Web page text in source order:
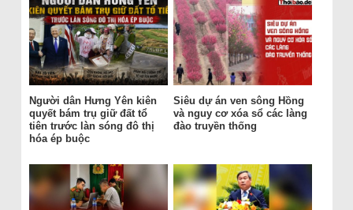
Người dân Hưng Yên kiên
quyết bám trụ giữ đất tổ
tiên trước làn sóng đô thị
hóa ép buộc
Siêu dự án ven sông Hồng
và nguy cơ xóa sổ các làng
đào truyền thống